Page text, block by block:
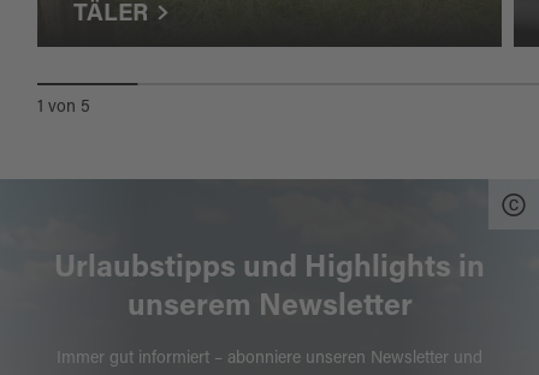
TÄLER
1 von 5
Urlaubstipps und Highlights in
unserem Newsletter
Immer gut informiert – abonniere unseren Newsletter und